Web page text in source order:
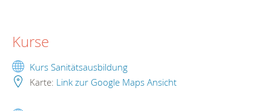
Kurse
Kurs Sanitätsausbildung
Karte: Link zur Google Maps Ansicht